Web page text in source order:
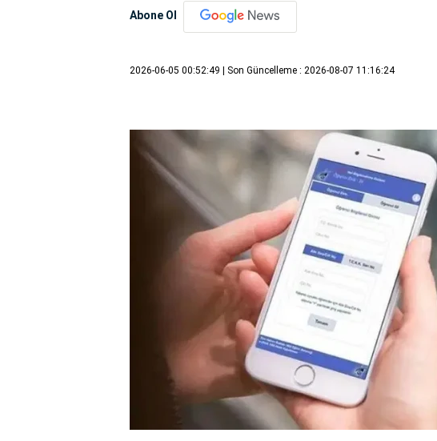
Abone Ol
2026-06-05 00:52:49 | Son Güncelleme : 2026-08-07 11:16:24